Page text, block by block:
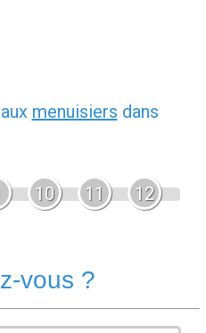
aux menuisiers dans
10 11 12
vous ?